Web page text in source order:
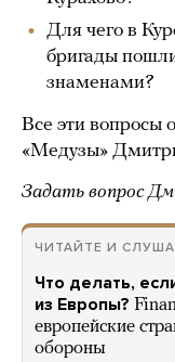
Для чего в
бригады
знаменами?
Все эти вопросы
«Медузы»
Задать вопрос
ЧИТАЙТЕ И
Что делать,
из Европы?
европейские
обороны